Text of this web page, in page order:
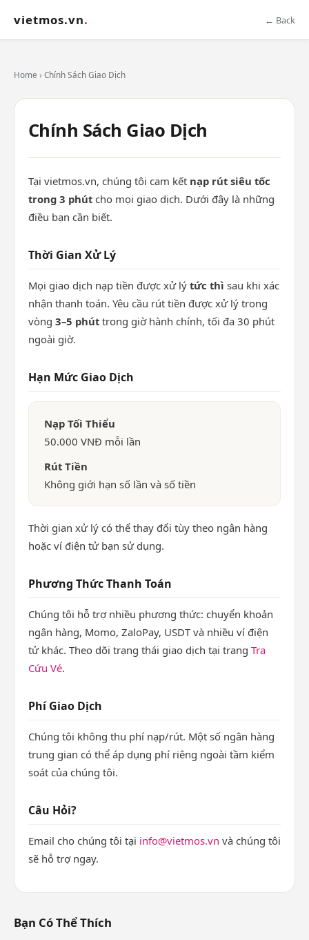
vietmos.vn. ← Back
Home › Chính Sách Giao Dịch
Chính Sách Giao Dịch
Tại vietmos.vn, chúng tôi cam kết nạp rút siêu tốc
trong 3 phút cho mọi giao dịch. Dưới đây là những
điều bạn cần biết.
Thời Gian Xử Lý
Mọi giao dịch nạp tiền được xử lý tức thì sau khi xác
nhận thanh toán. Yêu cầu rút tiền được xử lý trong
vòng 3–5 phút trong giờ hành chính, tối đa 30 phút
ngoài giờ.
Hạn Mức Giao Dịch
Nạp Tối Thiểu
50.000 VNĐ mỗi lần
Rút Tiền
Không giới hạn số lần và số tiền
Thời gian xử lý có thể thay đổi tùy theo ngân hàng
hoặc ví điện tử bạn sử dụng.
Phương Thức Thanh Toán
Chúng tôi hỗ trợ nhiều phương thức: chuyển khoản
ngân hàng, Momo, ZaloPay, USDT và nhiều ví điện
tử khác. Theo dõi trạng thái giao dịch tại trang Tra
Cứu Vé.
Phí Giao Dịch
Chúng tôi không thu phí nạp/rút. Một số ngân hàng
trung gian có thể áp dụng phí riêng ngoài tầm kiểm
soát của chúng tôi.
Câu Hỏi?
Email cho chúng tôi tại info@vietmos.vn và chúng tôi
sẽ hỗ trợ ngay.
Bạn Có Thể Thích